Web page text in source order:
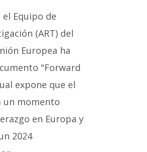
Equipo de
(ART) del
Europea ha
"Forward
expone que el
un momento
en Europa y
2024